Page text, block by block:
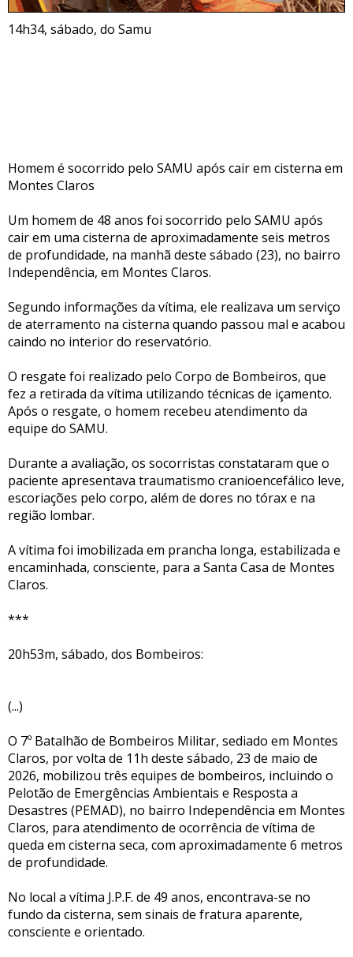
14h34, sábado, do Samu
Homem é socorrido pelo SAMU após cair em cisterna em
Montes Claros
Um homem de 48 anos foi socorrido pelo SAMU após
cair em uma cisterna de aproximadamente seis metros
de profundidade, na manhã deste sábado (23), no bairro
Independência, em Montes Claros.
Segundo informações da vítima, ele realizava um serviço
de aterramento na cisterna quando passou mal e acabou
caindo no interior do reservatório.
O resgate foi realizado pelo Corpo de Bombeiros, que
fez a retirada da vítima utilizando técnicas de içamento.
Após o resgate, o homem recebeu atendimento da
equipe do SAMU.
Durante a avaliação, os socorristas constataram que o
paciente apresentava traumatismo cranioencefálico leve,
escoriações pelo corpo, além de dores no tórax e na
região lombar.
A vítima foi imobilizada em prancha longa, estabilizada e
encaminhada, consciente, para a Santa Casa de Montes
Claros.
***
20h53m, sábado, dos Bombeiros:
(...)
O 7º Batalhão de Bombeiros Militar, sediado em Montes
Claros, por volta de 11h deste sábado, 23 de maio de
2026, mobilizou três equipes de bombeiros, incluindo o
Pelotão de Emergências Ambientais e Resposta a
Desastres (PEMAD), no bairro Independência em Montes
Claros, para atendimento de ocorrência de vítima de
queda em cisterna seca, com aproximadamente 6 metros
de profundidade.
No local a vítima J.P.F. de 49 anos, encontrava-se no
fundo da cisterna, sem sinais de fratura aparente,
consciente e orientado.